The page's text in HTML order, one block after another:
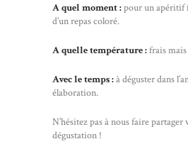
A quel moment :pour un apéritif
d’un repas coloré.
A quelle température :frais mais
Avec le temps :à déguster dans
élaboration.
N’hésitez pas à nous faire partager
dégustation !